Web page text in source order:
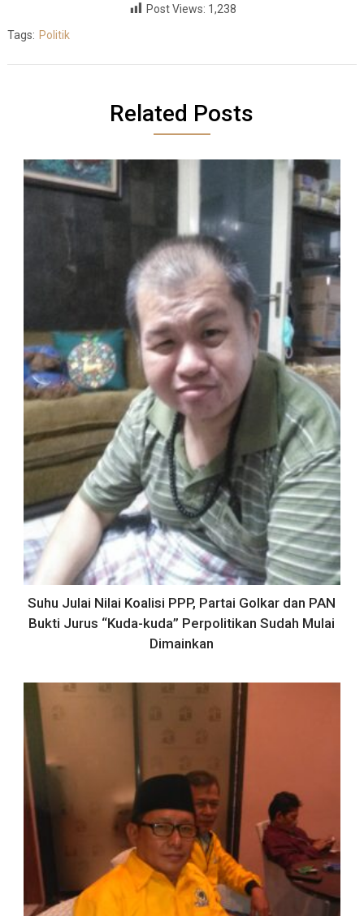
Post Views: 1,238
Tags: Politik
Related Posts
Suhu Julai Nilai Koalisi PPP, Partai Golkar dan PAN
Bukti Jurus “Kuda-kuda” Perpolitikan Sudah Mulai
Dimainkan